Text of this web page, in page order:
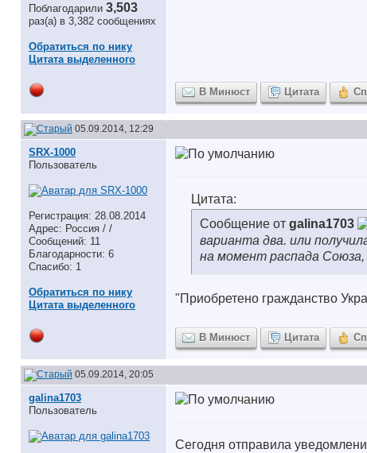
Поблагодарили 3,503
раз(а) в 3,382 сообщениях
Обратиться по нику
Цитата выделенного
В Минюст Цитата
05.09.2014, 12:29
SRX-1000
Пользователь
Регистрация: 28.08.2014
Адрес: Россия / /
Сообщений: 11
Благодарности: 6
Спасибо: 1
Обратиться по нику
Цитата выделенного
Цитата:
Сообщение от galina1703
варианта два. или
на момент распада
"Приобретено гражданство
В Минюст Цитата
05.09.2014, 20:05
galina1703
Пользователь
Сегодня отправила